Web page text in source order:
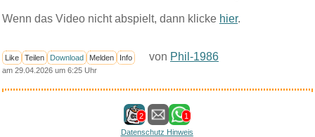
Wenn das Video nicht abspielt, dann klicke hier.
Like Teilen Download Melden Info von Phil-1986
am 29.04.2026 um 6:25 Uhr
2
1
Datenschutz Hinweis